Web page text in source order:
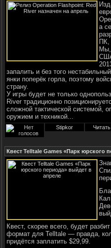
а
ПК,
Мы,
запалить и без того
янки поперёк горла, поэтому
страну.
У игры будет не только
River традиционно
сложной тактической системой,
оружием и техникой...
Stipkor
Квест Telltale Games «Парк юрского
Квест, скорее всего, будет
формат для Telltale — правда,
придётся заплатить $29,99.